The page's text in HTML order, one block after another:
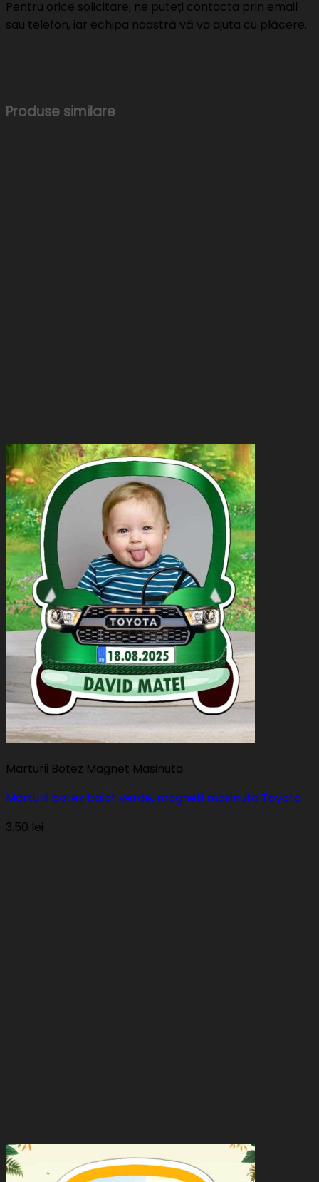
Pentru orice solicitare, ne puteți contacta prin email
sau telefon, iar echipa noastră vă va ajuta cu plăcere.
Produse similare
Marturii Botez Magnet Masinuta
Marturii botez baiat verde, magneti masinuta Toyota
3.50 lei